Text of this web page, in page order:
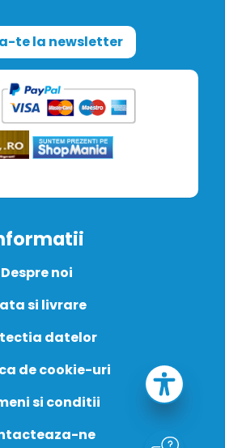
te la newsletter
Despre noi
si livrare
datelor
de cookie-uri
si conditii
ne